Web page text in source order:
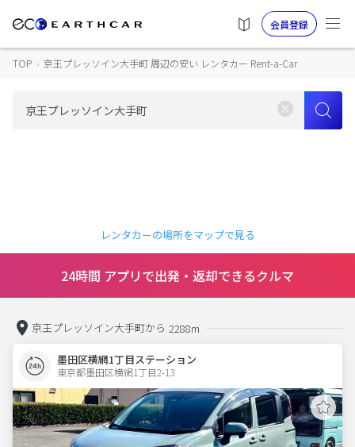
会員登録
TOP › 京王プレッソイン大手町 周辺の安い レンタカー Rent-a-Car
レンタカーの場所をマップで見る
24時間 アプリで出発・返却できるクルマ
京王プレッソイン大手町から 2288m
墨田区横網1丁目ステーション
東京都墨田区横網1丁目2-13